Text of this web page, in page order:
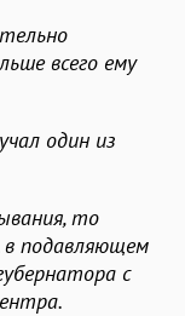
всего ему
один из
то
в подавляющем
с